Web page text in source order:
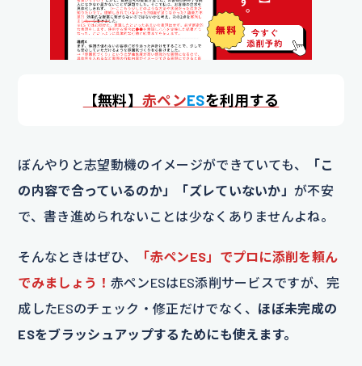
【無料】赤ペンESを利用する
ぼんやりと志望動機のイメージができていても、
「こ
の内容で合っているのか」「ズレていないか」が不安
で、書き進められないことは少なくありませんよね。
そんなときはぜひ、
「赤ペンES」でプロに添削を頼ん
でみましょう！ 赤ペンESはES添削サービスですが、完
成したESのチェック・修正だけでなく、 ほぼ未完成の
ESをブラッシュアップするためにも使えます。